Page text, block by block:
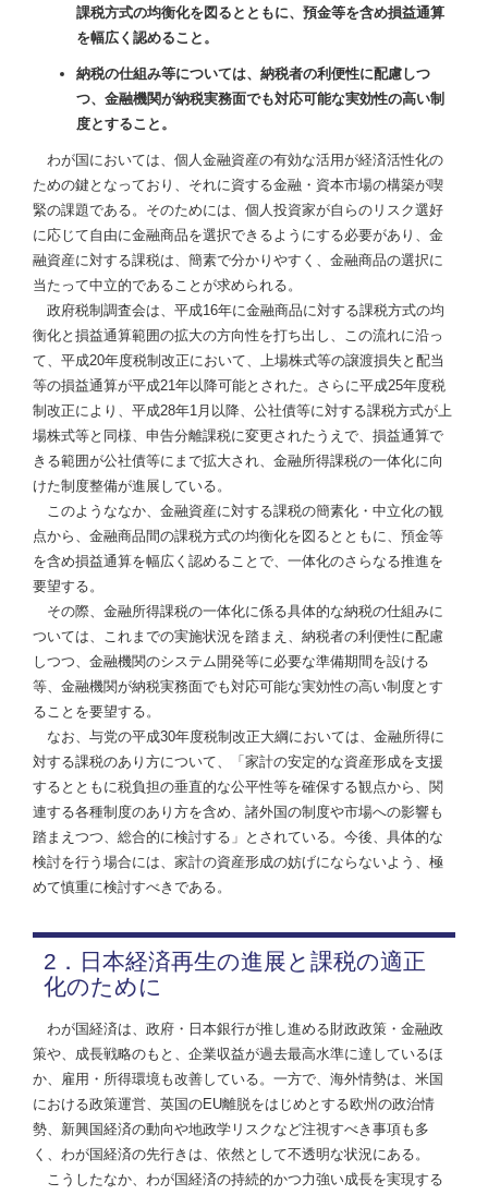
課税方式の均衡化を図るとともに、預金等を含め損益通算
を幅広く認めること。
納税の仕組み等については、納税者の利便性に配慮しつ
つ、金融機関が納税実務面でも対応可能な実効性の高い制
度とすること。
わが国においては、個人金融資産の有効な活用が経済活性化の
ための鍵となっており、それに資する金融・資本市場の構築が喫
緊の課題である。そのためには、個人投資家が自らのリスク選好
に応じて自由に金融商品を選択できるようにする必要があり、金
融資産に対する課税は、簡素で分かりやすく、金融商品の選択に
当たって中立的であることが求められる。
政府税制調査会は、平成16年に金融商品に対する課税方式の均
衡化と損益通算範囲の拡大の方向性を打ち出し、この流れに沿っ
て、平成20年度税制改正において、上場株式等の譲渡損失と配当
等の損益通算が平成21年以降可能とされた。さらに平成25年度税
制改正により、平成28年1月以降、公社債等に対する課税方式が上
場株式等と同様、申告分離課税に変更されたうえで、損益通算で
きる範囲が公社債等にまで拡大され、金融所得課税の一体化に向
けた制度整備が進展している。
このようななか、金融資産に対する課税の簡素化・中立化の観
点から、金融商品間の課税方式の均衡化を図るとともに、預金等
を含め損益通算を幅広く認めることで、一体化のさらなる推進を
要望する。
その際、金融所得課税の一体化に係る具体的な納税の仕組みに
ついては、これまでの実施状況を踏まえ、納税者の利便性に配慮
しつつ、金融機関のシステム開発等に必要な準備期間を設ける
等、金融機関が納税実務面でも対応可能な実効性の高い制度とす
ることを要望する。
なお、与党の平成30年度税制改正大綱においては、金融所得に
対する課税のあり方について、「家計の安定的な資産形成を支援
するとともに税負担の垂直的な公平性等を確保する観点から、関
連する各種制度のあり方を含め、諸外国の制度や市場への影響も
踏まえつつ、総合的に検討する」とされている。今後、具体的な
検討を行う場合には、家計の資産形成の妨げにならないよう、極
めて慎重に検討すべきである。
2．日本経済再生の進展と課税の適正
化のために
わが国経済は、政府・日本銀行が推し進める財政政策・金融政
策や、成長戦略のもと、企業収益が過去最高水準に達しているほ
か、雇用・所得環境も改善している。一方で、海外情勢は、米国
における政策運営、英国のEU離脱をはじめとする欧州の政治情
勢、新興国経済の動向や地政学リスクなど注視すべき事項も多
く、わが国経済の先行きは、依然として不透明な状況にある。
こうしたなか、わが国経済の持続的かつ力強い成長を実現する